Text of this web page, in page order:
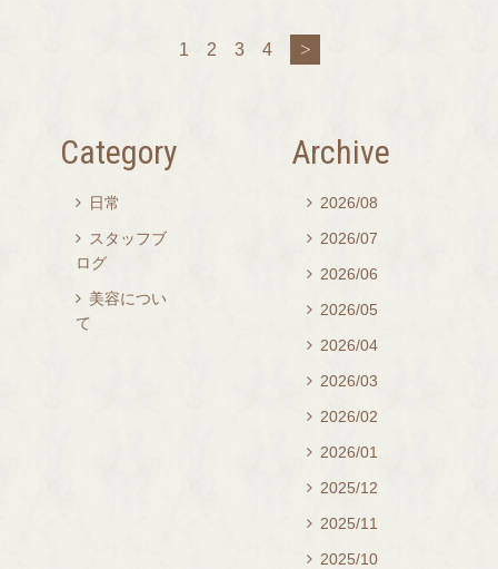
アトラクションは10個乗れまし
withグルートになっていて
私の好きなマーベルがコラボし
1 2 3 4
Category
 日常

スタッフブ
ログ
 美容につい
て
Archive
 2026/08
 2026/07
 2026/06
 2026/05
 2026/04
 2026/03
 2026/02
 2026/01
 2025/12
 2025/11
 2025/10